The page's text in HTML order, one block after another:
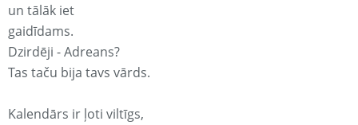
un tālāk iet
gaidīdams.
Dzirdēji - Adreans?
Tas taču bija tavs vārds.
Kalendārs ir ļoti viltīgs,